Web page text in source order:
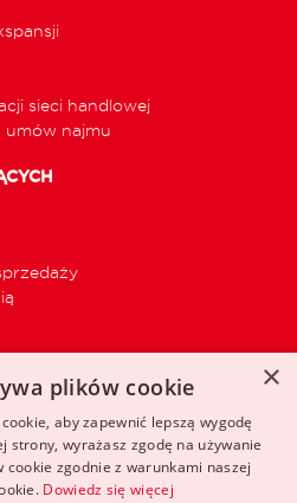
sieci handlowej
umów najmu
×
plików cookie
aby zapewnić lepszą wygodę
strony, wyrażasz zgodę na używanie
cookie zgodnie z warunkami naszej
Dowiedz się więcej